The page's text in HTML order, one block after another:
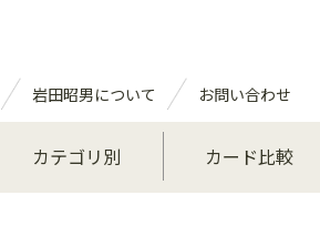
岩田昭男について お問い合わせ
カテゴリ別 カード比較